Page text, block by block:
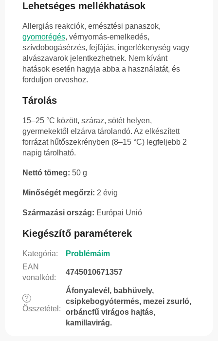
Lehetséges mellékhatások
Allergiás reakciók, emésztési panaszok,
gyomorégés, vérnyomás-emelkedés,
szívdobogásérzés, fejfájás, ingerlékenység vagy
alvászavarok jelentkezhetnek. Nem kívánt
hatások esetén hagyja abba a használatát, és
forduljon orvoshoz.
Tárolás
15–25 °C között, száraz, sötét helyen,
gyermekektől elzárva tárolandó. Az elkészített
forrázat hűtőszekrényben (8–15 °C) legfeljebb 2
napig tárolható.
Nettó tömeg: 50 g
Minőségét megőrzi: 2 évig
Származási ország: Európai Unió
Kiegészítő paraméterek
Kategória:
Problémáim
EAN
vonalkód:
4745010671357
?
Összetétel :
Áfonyalevél, babhüvely,
csipkebogyótermés, mezei zsurló,
orbáncfű virágos hajtás,
kamillavirág.